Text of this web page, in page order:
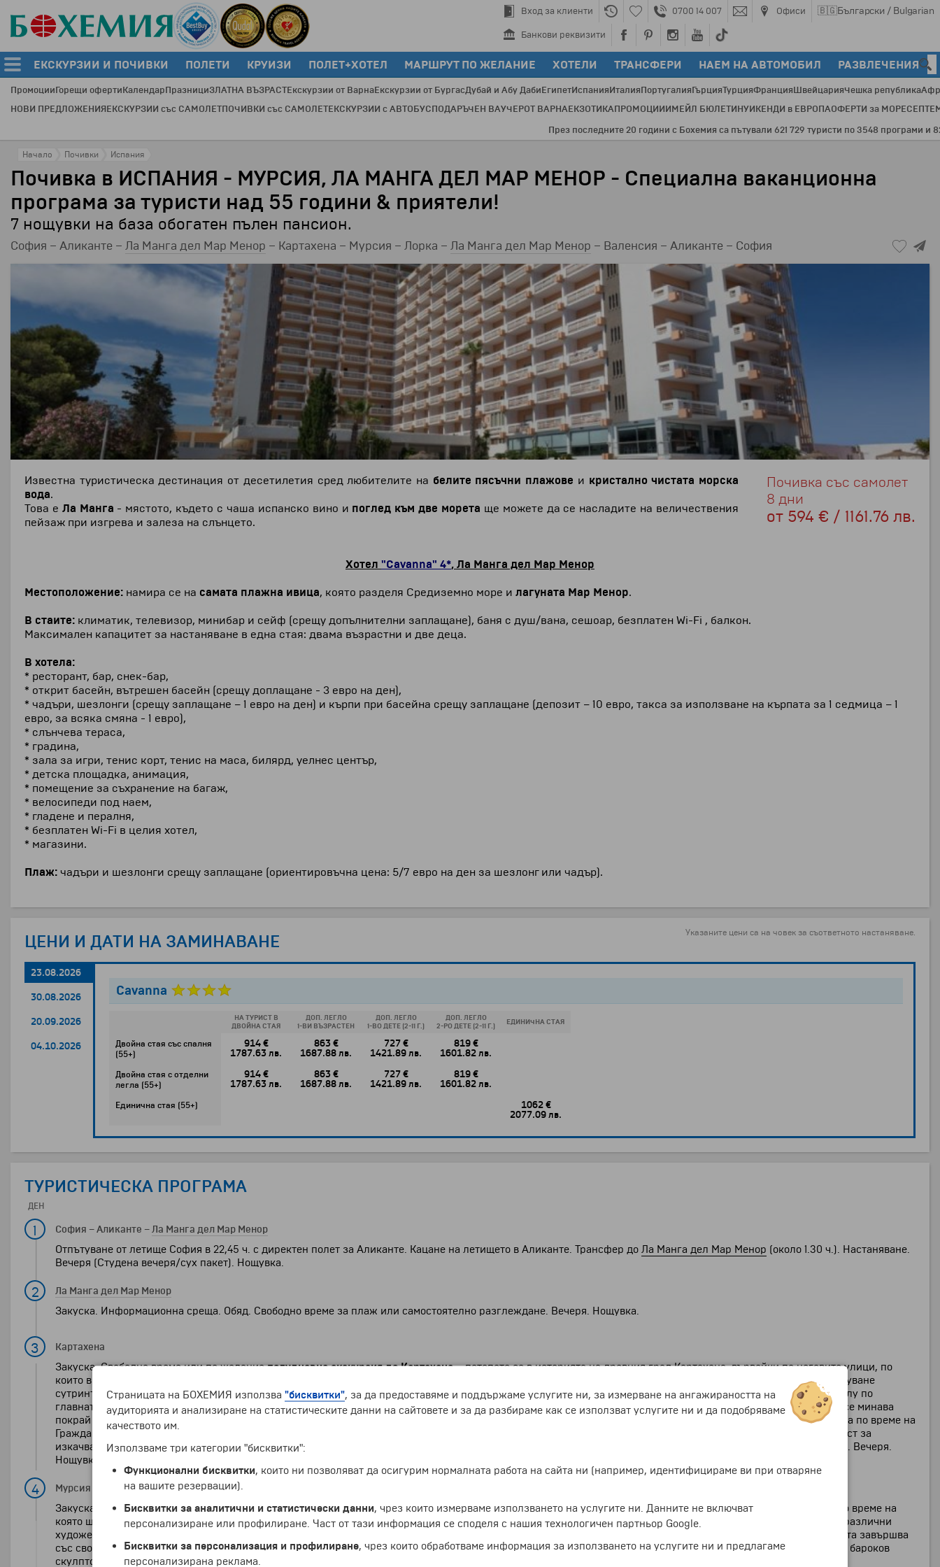
Вход за клиенти 0700 14 007 Офиси 🇧🇬Български / Bulgarian
Банкови реквизити
ЕКСКУРЗИИ И ПОЧИВКИ ПОЛЕТИ КРУИЗИ ПОЛЕТ+ХОТЕЛ МАРШРУТ ПО ЖЕЛАНИЕ ХОТЕЛИ ТРАНСФЕРИ НАЕМ НА АВТОМОБИЛ РАЗВЛЕЧЕНИЯ
ПромоцииГорещи офертиКалендарПразнициЗЛАТНА ВЪЗРАСТЕкскурзии от ВарнаЕкскурзии от БургасДубай и Абу ДабиЕгипетИспанияИталияПортугалияГърцияТурцияФранцияШвейцарияЧешка република
НОВИ ПРЕДЛОЖЕНИЯЕКСКУРЗИИ със САМОЛЕТПОЧИВКИ със САМОЛЕТЕКСКУРЗИИ с АВТОБУСПОДАРЪЧЕН ВАУЧЕРОТ ВАРНАЕКЗОТИКАПРОМОЦИИИМЕЙЛ БЮЛЕТИНУИКЕНДИ в ЕВРОПАОФЕРТИ за МОРЕ
През последните 20 години с Бохемия са пътували 621 729 туристи по 3548 програми и 82 дестинации в
Начало Почивки Испания
Почивка в ИСПАНИЯ - МУРСИЯ, ЛА МАНГА ДЕЛ МАР МЕНОР - Специална ваканционна
програма за туристи над 55 години & приятели!
7 нощувки на база обогатен пълен пансион.
София – Аликанте – Ла Манга дел Мар Менор – Картахена – Мурсия – Лорка – Ла Манга дел Мар Менор – Валенсия – Аликанте – София
Почивка със самолет
8 дни
от 594 € / 1161.76 лв.
Известна туристическа дестинация от десетилетия сред любителите на белите пясъчни плажове и кристално чистата морска
вода.
Това е Ла Манга - мястото, където с чаша испанско вино и поглед към две морета ще можете да се насладите на величествения
пейзаж при изгрева и залеза на слънцето.
Хотел "Cavanna" 4*, Ла Манга дел Мар Менор
Местоположение: намира се на самата плажна ивица, която разделя Средиземно море и лагуната Мар Менор.
В стаите: климатик, телевизор, минибар и сейф (срещу допълнителни заплащане), баня с душ/вана, сешоар, безплатен Wi-Fi , балкон.
Максимален капацитет за настаняване в една стая: двама възрастни и две деца.
В хотела:
* ресторант, бар, снек-бар,
* открит басейн, вътрешен басейн (срещу доплащане - 3 евро на ден),
* чадъри, шезлонги (срещу заплащане – 1 евро на ден) и кърпи при басейна срещу заплащане (депозит – 10 евро, такса за използване на кърпата за 1 седмица – 1
евро, за всяка смяна - 1 евро),
* слънчева тераса,
* градина,
* зала за игри, тенис корт, тенис на маса, билярд, уелнес център,
* детска площадка, анимация,
* помещение за съхранение на багаж,
* велосипеди под наем,
* гладене и пералня,
* безплатен Wi-Fi в целия хотел,
* магазини.
Плаж: чадъри и шезлонги срещу заплащане (ориентировъчна цена: 5/7 евро на ден за шезлонг или чадър).
ЦЕНИ И ДАТИ НА ЗАМИНАВАНЕ Указаните цени са на човек за съответното настаняване.
Cavanna
НА ТУРИСТ В
ДВОЙНА СТАЯ
ДОП. ЛЕГЛО
1-ВИ ВЪЗРАСТЕН
ДОП. ЛЕГЛО
1-ВО ДЕТЕ (2-11 Г.)
ДОП. ЛЕГЛО
2-РО ДЕТЕ (2-11 Г.)
ЕДИНИЧНА СТАЯ
Двойна стая със спалня
(55+)
914 €
1787.63 лв.
863 €
1687.88 лв.
727 €
1421.89 лв.
819 €
1601.82 лв.
Двойна стая с отделни
легла (55+)
914 €
1787.63 лв.
863 €
1687.88 лв.
727 €
1421.89 лв.
819 €
1601.82 лв.
Единична стая (55+) 1062 €
2077.09 лв.
23.08.2026
30.08.2026
20.09.2026
04.10.2026
ТУРИСТИЧЕСКА ПРОГРАМА
ДЕН
1 София –Аликанте –Ла Манга дел Мар Менор
Отпътуване от летище София в 22,45 ч. с директен полет за Аликанте. Кацане на летището в Аликанте. Трансфер до Ла Манга дел Мар Менор (около 1.30 ч.). Настаняване.
Вечеря (Студена вечеря/сух пакет). Нощувка.
2 Ла Манга дел Мар Менор
Закуска. Информационна среща. Обяд. Свободно време за плаж или самостоятелно разглеждане. Вечеря. Нощувка.
3 Картахена
Закуска. Свободно време или по желаниеполудневна екскурзия до Картахена– потопете се в историята на древния град Картахена, вървейки по неговите улици, по
които в миналото са преминали цивилизациите на Картахенците, Римляните и Византийците и са оставили своя отпечатък в историята на това място. Отпътуване
сутринта за Картахена. Разглеждане на пристанището, паметника на героите от Кавие, площада на общината и реновирания наскоро дворец. Спускане надолу по
главната улица за разглеждане на "Гранд Хотел" и други впечатляващи сгради като "Ла каса Сервантес" и сградата на казиното. По пътя заРимския театър
се минава
покрай църквата "Санта Мария ла Виеха". Римският театър датира от първи век пр. Хр. До него могат да се видят останките от стара катедрала, бомбардирана по време на
Гражданската война. Накрая ще имате възможност да разгледате Църквата на благотворителността с патронния светец на града. По желание има възможност за
изкачване с панорамен лифт над града (цена около 1 евро), за да се видят прекрасните пейзажи, които се откриват. Връщане в хотела. Обяд. Свободно време. Вечеря.
Нощувка.
4 Мурсия
Закуска. Свободно време или по желаниеполудневна екскурзия до Мурсия– столицата на едноименната автономна област. Пешеходна разходка в града, по време на
която ще можете да видите най-голямата забележителност – катедралата в Мурсия, построена върху основите на древна джамия, където могат да се видят различни
художествени стилове – от готика до неокласицизъм. Разглеждане отвън на църквата "Сан Хуан де Диос", разположена на площад в стария град. Екскурзията завършва
със свободно време и по желание посещение наМузея на Салсийо, където могат да се видят най-големите и впечатляващи колекции от работата на великия бароков
скулптор от Мурсия. Връщане в хотела. Вечеря. Нощувка.
Страницата на БОХЕМИЯ използва "бисквитки", за да предоставяме и поддържаме услугите ни, за измерване на ангажираността на
аудиторията и анализиране на статистическите данни на сайтовете и за да разбираме как се използват услугите ни и да подобряваме
качеството им.
Използваме три категории "бисквитки":
Функционални бисквитки, които ни позволяват да осигурим нормалната работа на сайта ни (например, идентифицираме ви при отваряне
на вашите резервации).
Бисквитки за аналитични и статистически данни, чрез които измерваме използването на услугите ни. Данните не включват
персонализиране или профилиране. Част от тази информация се споделя с нашия технологичен партньор Google.
Бисквитки за персонализация и профилиране, чрез които обработваме информация за използването на услугите ни и предлагаме
персонализирана реклама.